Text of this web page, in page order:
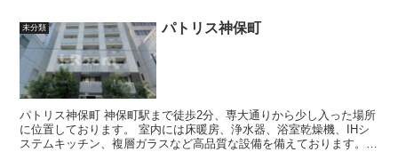
未分類 パトリス神保町
パトリス神保町 神保町駅まで徒歩2分、専大通りから少し入った場所
に位置しております。 室内には床暖房、浄水器、浴室乾燥機、IHシ
ステムキッチン、複層ガラスなど高品質な設備を備えております。